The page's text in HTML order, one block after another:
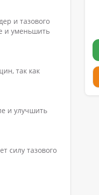
и тазового
и уменьшить
так как
и улучшить
силу тазового